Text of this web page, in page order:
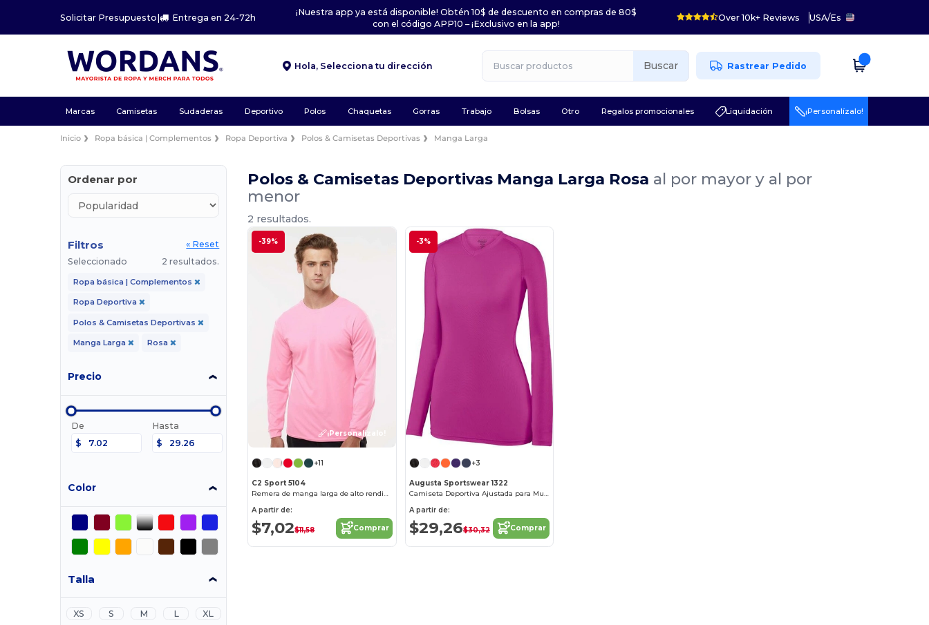
Solicitar Presupuesto| Entrega en 24-72h
¡Nuestra app ya está disponible! Obtén 10$ de descuento en compras de 80$
con el código APP10 – ¡Exclusivo en la app!
Over 10k+ Reviews USA/Es
Hola, Selecciona tu dirección Buscar Rastrear Pedido
Marcas Camisetas Sudaderas Deportivo Polos Chaquetas Gorras Trabajo Bolsas Otro Regalos promocionales Liquidación ¡Personalízalo!
Inicio Ropa básica | Complementos Ropa Deportiva Polos & Camisetas Deportivas Manga Larga
Ordenar por
Filtros
« Reset
Seleccionado
2 resultados.
Ropa básica | Complementos
Ropa Deportiva
Polos & Camisetas Deportivas
Manga Larga Rosa
Precio
De
$
Hasta
$
Color
Talla
XS S M L
XL
Polos & Camisetas Deportivas Manga Larga Rosa al por mayor y al por
menor
2 resultados.
-39%
¡Personalízalo!
+11
C2 Sport 5104
Remera de manga larga de alto rendimiento
A partir de:
$7,02$11,58 Comprar
-3%
+3
Augusta Sportswear 1322
Camiseta Deportiva Ajustada para Mujeres
A partir de:
$29,26$30,32 Comprar